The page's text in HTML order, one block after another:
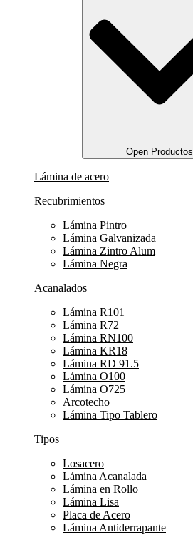
Open Productos
Lámina de acero
Recubrimientos
Lámina Pintro
Lámina Galvanizada
Lámina Zintro Alum
Lámina Negra
Acanalados
Lámina R101
Lámina R72
Lámina RN100
Lámina KR18
Lámina RD 91.5
Lámina O100
Lámina O725
Arcotecho
Lámina Tipo Tablero
Tipos
Losacero
Lámina Acanalada
Lámina en Rollo
Lámina Lisa
Placa de Acero
Lámina Antiderrapante